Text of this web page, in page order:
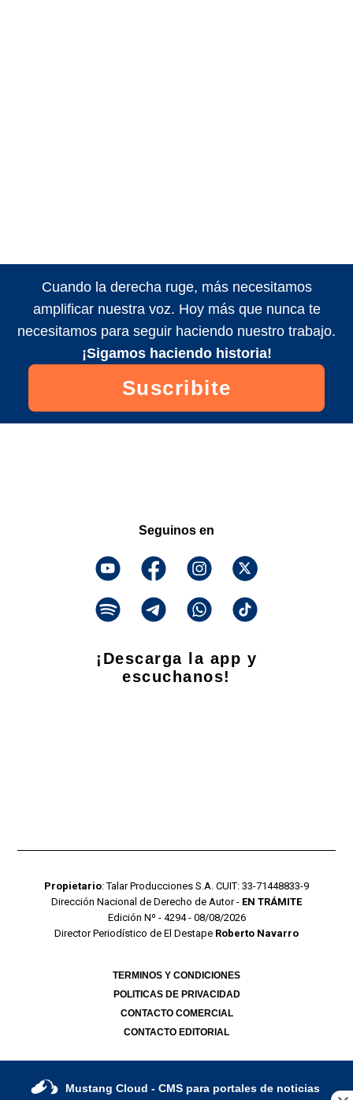
Cuando la derecha ruge, más necesitamos
amplificar nuestra voz. Hoy más que nunca te
necesitamos para seguir haciendo nuestro trabajo.
¡Sigamos haciendo historia!
Suscribite
Seguinos en
¡Descarga la app y
escuchanos!
Propietario: Talar Producciones S.A. CUIT: 33-71448833-9
Dirección Nacional de Derecho de Autor - EN TRÁMITE
Edición Nº - 4294 - 08/08/2026
Director Periodístico de El Destape Roberto Navarro
TERMINOS Y CONDICIONES
POLITICAS DE PRIVACIDAD
CONTACTO COMERCIAL
CONTACTO EDITORIAL
Mustang Cloud - CMS para portales de noticias